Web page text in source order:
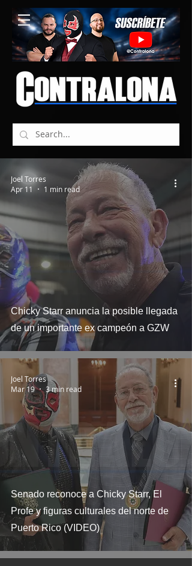
Chicky Starr anuncia la posible llegada
de un importante ex campeón a GZW
Joel Torres
Apr 11
1 min read
Senado reconoce a Chicky Starr, El
Profe y figuras culturales del norte de
Puerto Rico (VIDEO)
Joel Torres
Mar 19
3 min read